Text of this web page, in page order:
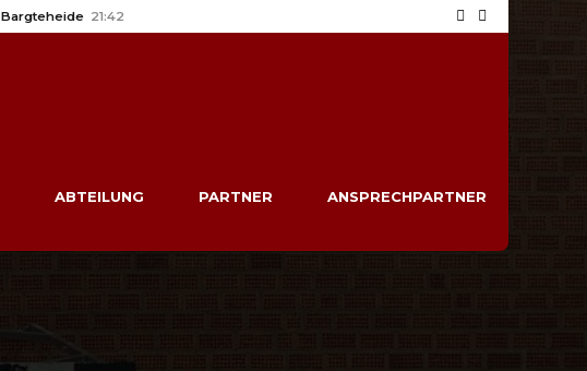
Bargteheide 21:42
ABTEILUNG PARTNER ANSPRECHPARTNER